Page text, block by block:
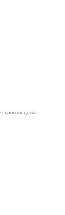
производства